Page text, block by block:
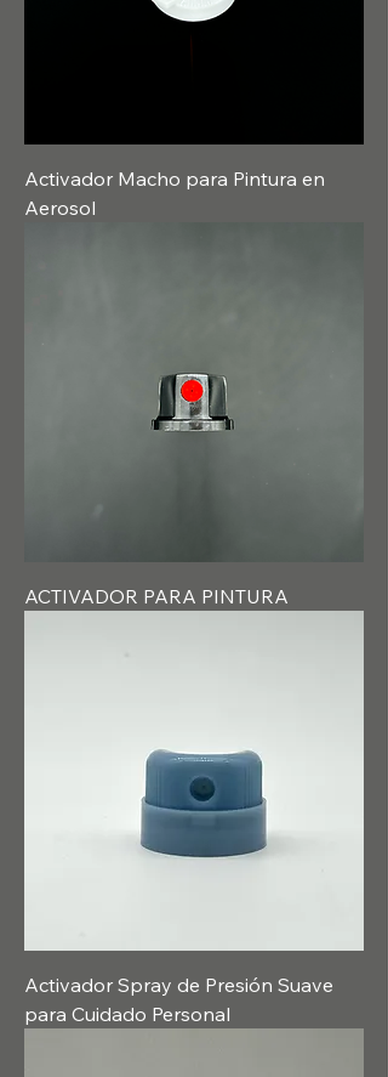
Activador Macho para Pintura en
Aerosol
ACTIVADOR PARA PINTURA
Activador Spray de Presión Suave
para Cuidado Personal